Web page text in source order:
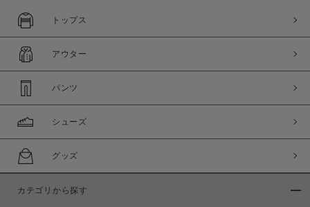
トップス
アウター
パンツ
シューズ
グッズ
カテゴリから探す